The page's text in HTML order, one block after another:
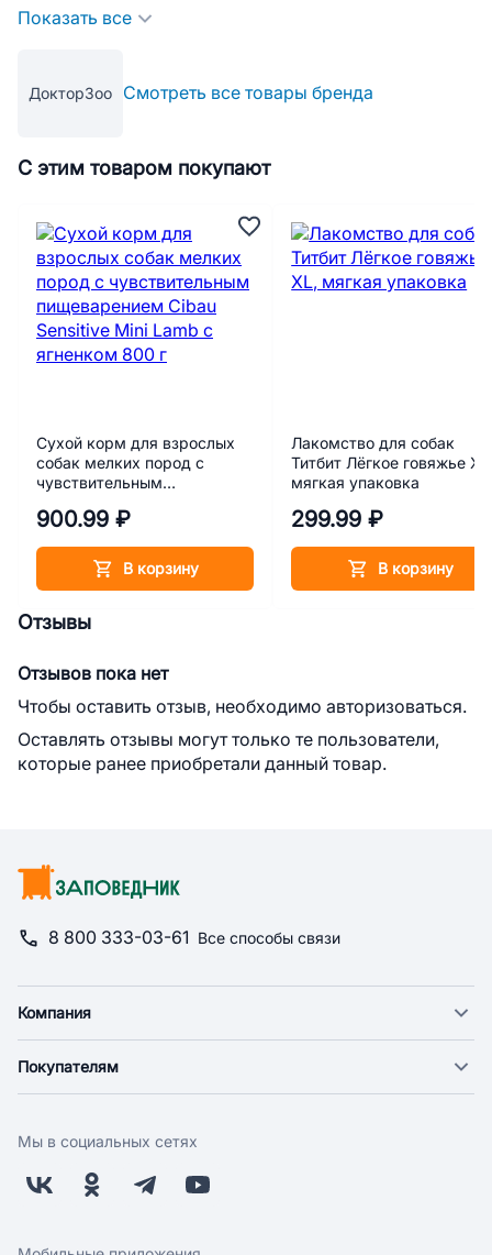
Показать все
ДокторЗоо Смотреть все товары бренда
С этим товаром покупают
Сухой корм для взрослых
собак мелких пород с
чувствительным
Sensitive Mini Lamb с
900.99 ₽
В корзину
Лакомство для собак
Титбит Лёгкое говяжье
мягкая упаковка
299.99 ₽
В корзину
Отзывы
Отзывов пока нет
Чтобы оставить отзыв, необходимо авторизоваться.
Оставлять отзывы могут только те пользователи,
которые ранее приобретали данный товар.
8 800 333-03-61 Все способы связи
Компания
Новости
Поставщикам
Заводчикам
Обратная связь
Покупателям
Оплата
Бонусная программа
Скидки и акции
Мы в социальных сетях